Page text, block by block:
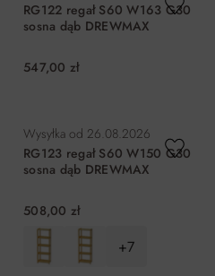
RG122 regał S60 W163 G30
sosna dąb DREWMAX
547,00 zł
Wysyłka od 26.08.2026
RG123 regał S60 W150 G30
sosna dąb DREWMAX
508,00 zł
+7